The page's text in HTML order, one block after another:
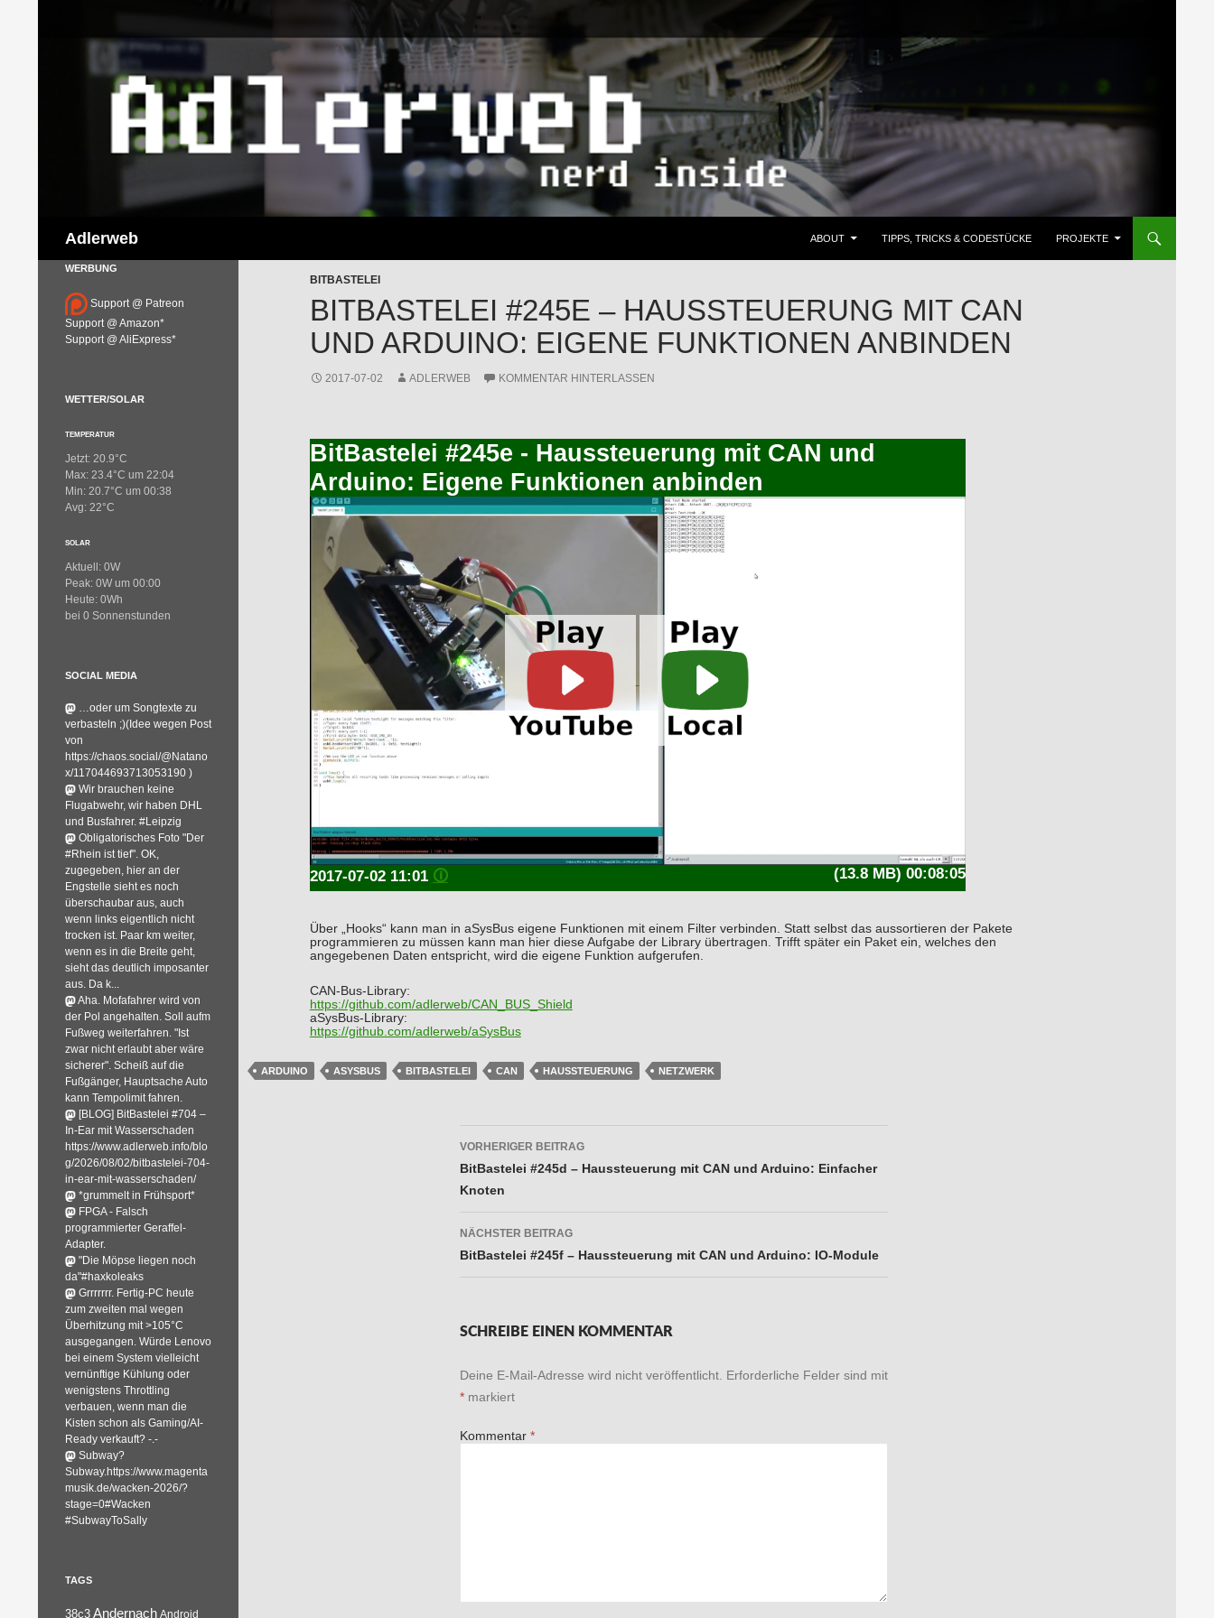
Adlerweb
ABOUT
TIPPS, TRICKS & CODESTÜCKE PROJEKTE
BITBASTELEI
BITBASTELEI #245E – HAUSSTEUERUNG MIT CAN
UND ARDUINO: EIGENE FUNKTIONEN ANBINDEN
2017-07-02 ADLERWEB KOMMENTAR HINTERLASSEN
BitBastelei #245e - Haussteuerung mit CAN und
Arduino: Eigene Funktionen anbinden
(13.8 MB) 00:08:05
2017-07-02 11:01 🛈
Über „Hooks“ kann man in aSysBus eigene Funktionen mit einem Filter verbinden. Statt selbst das aussortieren der Pakete
programmieren zu müssen kann man hier diese Aufgabe der Library übertragen. Trifft später ein Paket ein, welches den
angegebenen Daten entspricht, wird die eigene Funktion aufgerufen.
CAN-Bus-Library:
https://github.com/adlerweb/CAN_BUS_Shield
aSysBus-Library:
https://github.com/adlerweb/aSysBus
ARDUINO ASYSBUS BITBASTELEI CAN HAUSSTEUERUNG NETZWERK
Beitragsnavigation
VORHERIGER BEITRAG
BitBastelei #245d – Haussteuerung mit CAN und Arduino: Einfacher
Knoten
NÄCHSTER BEITRAG
BitBastelei #245f – Haussteuerung mit CAN und Arduino: IO-Module
SCHREIBE EINEN KOMMENTAR
Deine E-Mail-Adresse wird nicht veröffentlicht. Erforderliche Felder sind mit
* markiert
Kommentar *
WERBUNG
Support @ Patreon
Support @ Amazon*
Support @ AliExpress*
WETTER/SOLAR
TEMPERATUR
Jetzt: 20.9°C
Max: 23.4°C um 22:04
Min: 20.7°C um 00:38
Avg: 22°C
SOLAR
Aktuell: 0W
Peak: 0W um 00:00
Heute: 0Wh
bei 0 Sonnenstunden
SOCIAL MEDIA
…oder um Songtexte zu
verbasteln ;)(Idee wegen Post
von
https://chaos.social/@Natano
x/117044693713053190 )
Wir brauchen keine
Flugabwehr, wir haben DHL
und Busfahrer. #Leipzig
Obligatorisches Foto "Der
#Rhein ist tief". OK,
zugegeben, hier an der
Engstelle sieht es noch
überschaubar aus, auch
wenn links eigentlich nicht
trocken ist. Paar km weiter,
wenn es in die Breite geht,
sieht das deutlich imposanter
aus. Da k...
Aha. Mofafahrer wird von
der Pol angehalten. Soll aufm
Fußweg weiterfahren. "Ist
zwar nicht erlaubt aber wäre
sicherer". Scheiß auf die
Fußgänger, Hauptsache Auto
kann Tempolimit fahren.
[BLOG] BitBastelei #704 –
In-Ear mit Wasserschaden
https://www.adlerweb.info/blo
g/2026/08/02/bitbastelei-704-
in-ear-mit-wasserschaden/
*grummelt in Frühsport*
FPGA - Falsch
programmierter Geraffel-
Adapter.
"Die Möpse liegen noch
da"#haxkoleaks
Grrrrrrr. Fertig-PC heute
zum zweiten mal wegen
Überhitzung mit >105°C
ausgegangen. Würde Lenovo
bei einem System vielleicht
vernünftige Kühlung oder
wenigstens Throttling
verbauen, wenn man die
Kisten schon als Gaming/AI-
Ready verkauft? -.-
Subway?
Subway.https://www.magenta
musik.de/wacken-2026/?
stage=0#Wacken
#SubwayToSally
TAGS
38c3 Andernach Android